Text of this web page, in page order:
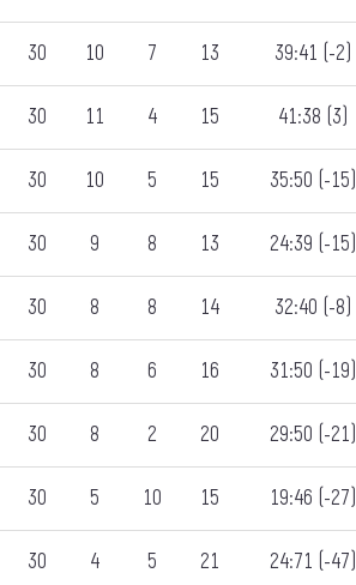
30 10 7 13 39:41 (-2)
30 11 4 15 41:38 (3)
30 10 5 15 35:50 (-15)
30 9 8 13 24:39 (-15)
30 8 8 14 32:40 (-8)
30 8 6 16 31:50 (-19)
30 8 2 20 29:50 (-21)
30 5 10 15 19:46 (-27)
30 4 5 21 24:71 (-47)